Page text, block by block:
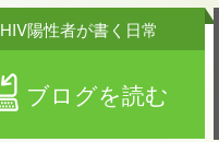
ブログを読む
HIV陽性者が書く日常